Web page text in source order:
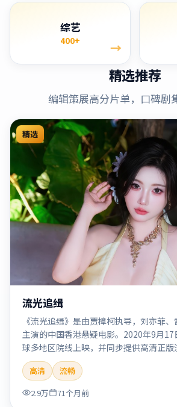
综艺
400+ →
精选推荐
编辑策展高分片单，口碑剧
精选
流光追缉
《流光追缉》是由贾樟柯执导，刘亦菲
主演的中国香港悬疑电影。2020年9月17
球多地区院线上映，并同步提供高清正
剧情与看点：悬念层层推进，线索相互勾
料，适合推理爱好者。本片适合检索「流
柯」「悬疑」「中国香港」「2020」「
关键词的影迷阅读简介与主创信息。
高清
流畅
2.9万
71个月前